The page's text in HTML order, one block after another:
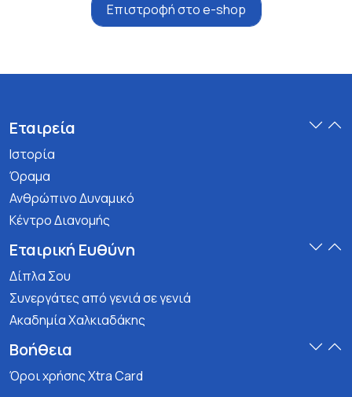
Επιστροφή στο e-shop
Εταιρεία
Ιστορία
Όραμα
Ανθρώπινο Δυναμικό
Κέντρο Διανομής
Εταιρική Ευθύνη
Δίπλα Σου
Συνεργάτες από γενιά σε γενιά
Ακαδημία Χαλκιαδάκης
Βοήθεια
Όροι χρήσης Xtra Card